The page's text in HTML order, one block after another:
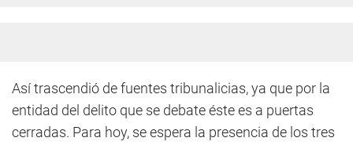
Así trascendió de fuentes tribunalicias, ya que por la
entidad del delito que se debate éste es a puertas
cerradas. Para hoy, se espera la presencia de los tres